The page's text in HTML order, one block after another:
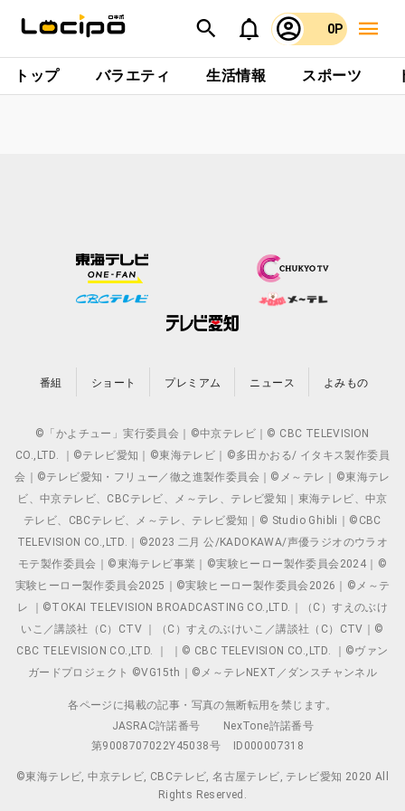
0P
トップ バラエティ 生活情報 スポーツ
番組 ショート プレミアム ニュース よみもの
©「かよチュー」実行委員会｜©中京テレビ｜© CBC TELEVISION
CO.,LTD. ｜©テレビ愛知｜©東海テレビ｜©多田かおる/ イタキス製作委員
会｜©テレビ愛知・フリュー／徹之進製作委員会｜©メ～テレ｜©東海テレ
ビ、中京テレビ、CBCテレビ、メ～テレ、テレビ愛知｜東海テレビ、中京
テレビ、CBCテレビ、メ～テレ、テレビ愛知｜© Studio Ghibli｜©CBC
TELEVISION CO.,LTD.｜©2023 二月 公/KADOKAWA/声優ラジオのウラオ
モテ製作委員会｜©東海テレビ事業｜©実験ヒーロー製作委員会2024｜©
実験ヒーロー製作委員会2025｜©実験ヒーロー製作委員会2026｜©メ～テ
レ ｜©TOKAI TELEVISION BROADCASTING CO.,LTD.｜（C）すえのぶけ
いこ／講談社（C）CTV ｜（C）すえのぶけいこ／講談社（C）CTV｜©
CBC TELEVISION CO.,LTD. ｜ ｜© CBC TELEVISION CO.,LTD. ｜©ヴァン
ガードプロジェクト ©VG15th｜©メ～テレNEXT／ダンスチャンネル
各ページに掲載の記事・写真の無断転用を禁じます。
JASRAC許諾番号
NexTone許諾番号
第9008707022Y45038号
ID000007318
©東海テレビ, 中京テレビ, CBCテレビ, 名古屋テレビ, テレビ愛知 2020 All
Rights Reserved.